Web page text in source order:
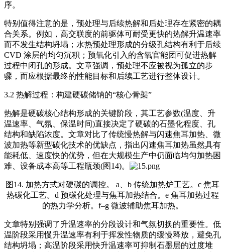
序。
特别值得注意的是，预处理与后续热解和后处理存在紧密的耦
合关系。例如，高交联度的前驱体可耐受更快的热解升温速率
而不发生结构坍塌；水热预处理形成的分级孔结构有利于后续
CVD 涂层的均匀沉积；预氧化引入的含氧官能团可促进热解
过程中闭孔的形成。文章强调，预处理不应被视为孤立的步
骤，而应根据最终的性能目标和后续工艺进行整体设计。
3.2 热解过程：构建硬碳储钠的“核心骨架”
热解是硬碳核心结构形成的关键阶段，其工艺参数(温度、升
温速率、气氛、保温时间)直接决定了硬碳的石墨化程度、孔
结构和缺陷浓度。文章对比了传统慢热解与闪速焦耳加热 、微
波加热等新型碳化技术的优缺点，指出闪速焦耳加热虽然具有
能耗低、速度快的优势，但在大规模生产中仍面临均匀加热困
难、设备成本高等工程瓶颈(图14)。
图14. 加热方式对硬碳的调控。 a、b 传统加热炉工艺。c 焦耳
热碳化工艺。d 预碳化处理与焦耳加热结合。e 焦耳加热过程
的热力学分析。f–g 微波辅助焦耳加热。
文章特别强调了升温速率的分段设计和气氛切换的重要性。低
温阶段采用慢升温速率有利于挥发性物质的缓慢释放，避免孔
结构坍塌；高温阶段采用快升温速率可抑制石墨层的过度堆